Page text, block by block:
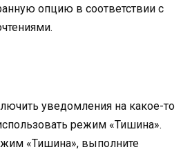
опцию в соответствии с
уведомления на какое-то
режим «Тишина».
«Тишина», выполните